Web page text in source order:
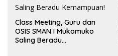
Class Meeting, Guru dan
OSIS SMAN I Mukomuko
Saling Beradu